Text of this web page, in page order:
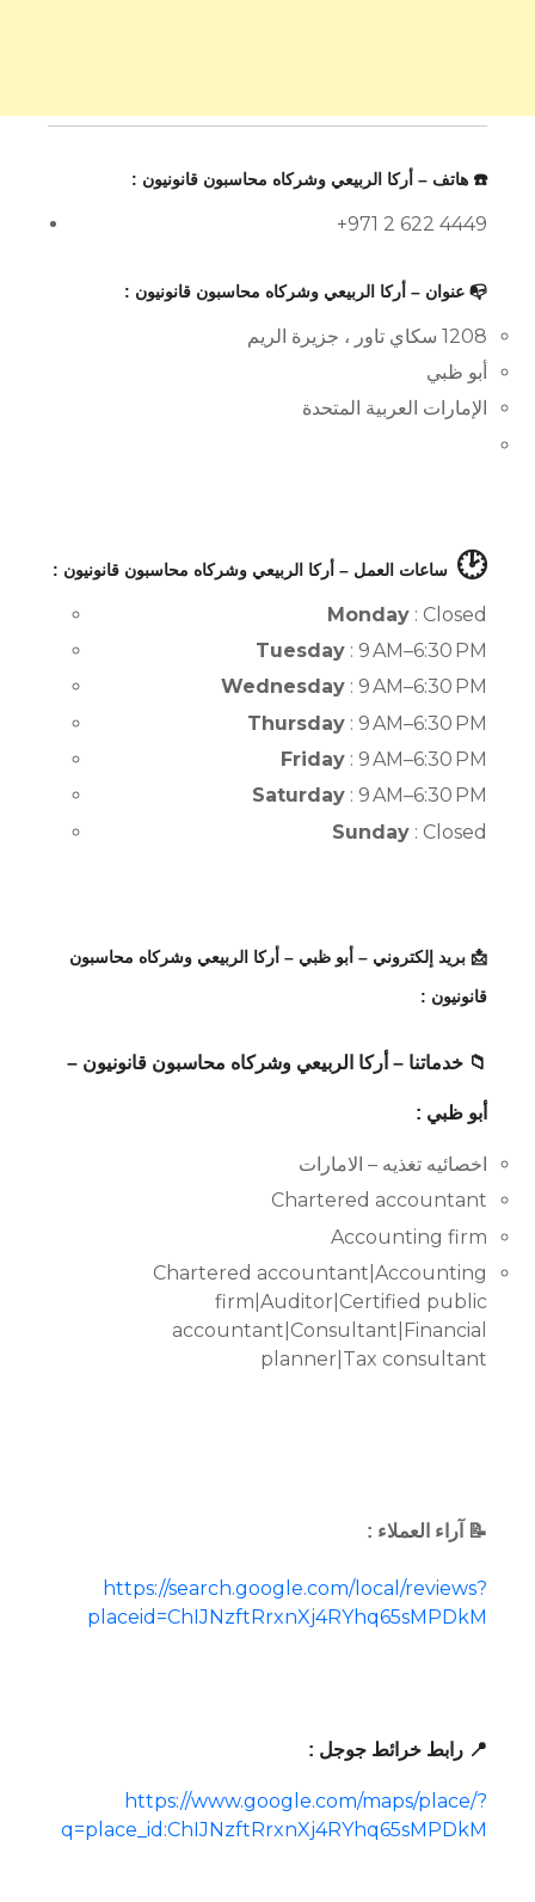
☎️ هاتف – أركا الربيعي وشركاه محاسبون قانونيون :
+971 2 622 4449
📭 عنوان – أركا الربيعي وشركاه محاسبون قانونيون :
1208 سكاي تاور ، جزيرة الريم
أبو ظبي
الإمارات العربية المتحدة
🕑 ساعات العمل – أركا الربيعي وشركاه محاسبون قانونيون :
Monday : Closed
Tuesday : 9 AM–6:30 PM
Wednesday : 9 AM–6:30 PM
Thursday : 9 AM–6:30 PM
Friday : 9 AM–6:30 PM
Saturday : 9 AM–6:30 PM
Sunday : Closed
📩 بريد إلكتروني – أبو ظبي – أركا الربيعي وشركاه محاسبون
قانونيون :
📁 خدماتنا – أركا الربيعي وشركاه محاسبون قانونيون –
أبو ظبي :
اخصائيه تغذيه – الامارات
Chartered accountant
Accounting firm
Chartered accountant|Accounting
firm|Auditor|Certified public
accountant|Consultant|Financial
planner|Tax consultant
📝 آراء العملاء :
https://search.google.com/local/reviews?
placeid=ChIJNzftRrxnXj4RYhq65sMPDkM
📍 رابط خرائط جوجل :
https://www.google.com/maps/place/?
q=place_id:ChIJNzftRrxnXj4RYhq65sMPDkM